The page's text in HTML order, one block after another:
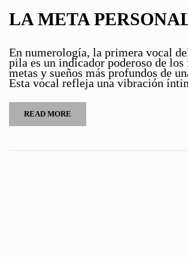
LA META
En numerología, la primera vocal
pila es un indicador poderoso de los
metas y sueños más profundos de
Esta vocal refleja una vibración
READ MORE